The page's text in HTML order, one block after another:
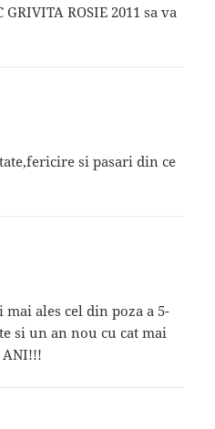
ROSIE 2011 sa va
si pasari din ce
ales cel din poza a 5-
si un an nou cu cat mai